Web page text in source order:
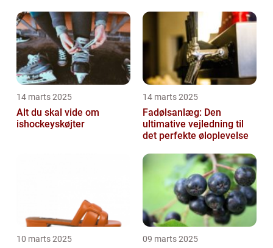
14 marts 2025
Alt du skal vide om
ishockeyskøjter
14 marts 2025
Fadølsanlæg: Den
ultimative vejledning til
det perfekte øloplevelse
10 marts 2025 09 marts 2025